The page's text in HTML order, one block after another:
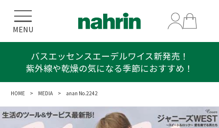
MENU
バスエッセンスエーデルワイス新発売！
紫外線や乾燥の気になる季節におすすめ！
HOME > MEDIA > anan No.2242